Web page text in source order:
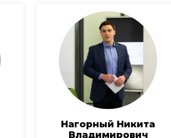
Нагорный Никита
Владимирович